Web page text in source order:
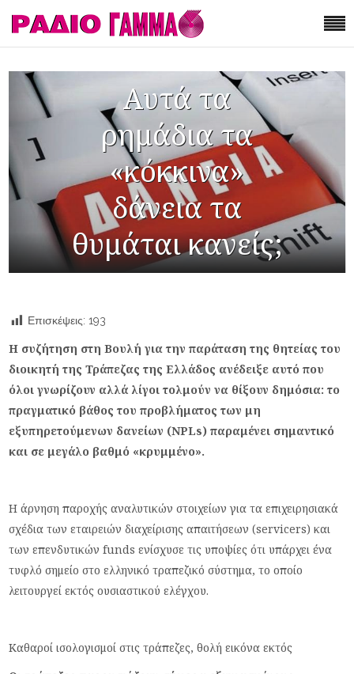
Aυτά τα
ρημάδια τα
«κόκκινα»
δάνεια τα
θυμάται κανείς;
Επισκέψεις: 193
Η συζήτηση στη Βουλή για την παράταση της θητείας του
διοικητή της Τράπεζας της Ελλάδος ανέδειξε αυτό που
όλοι γνωρίζουν αλλά λίγοι τολμούν να θίξουν δημόσια: το
πραγματικό βάθος του προβλήματος των μη
εξυπηρετούμενων δανείων (NPLs) παραμένει σημαντικό
και σε μεγάλο βαθμό «κρυμμένο».
Η άρνηση παροχής αναλυτικών στοιχείων για τα επιχειρησιακά
σχέδια των εταιρειών διαχείρισης απαιτήσεων (servicers) και
των επενδυτικών funds ενίσχυσε τις υποψίες ότι υπάρχει ένα
τυφλό σημείο στο ελληνικό τραπεζικό σύστημα, το οποίο
λειτουργεί εκτός ουσιαστικού ελέγχου.
Καθαροί ισολογισμοί στις τράπεζες, θολή εικόνα εκτός